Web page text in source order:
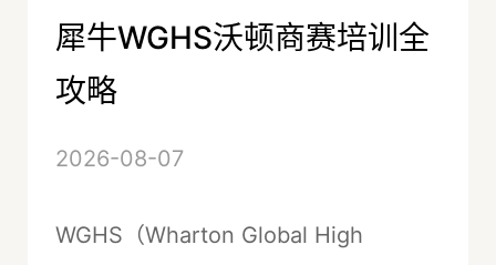
犀牛WGHS沃顿商赛培训全
攻略
2026-08-07
WGHS（Wharton Global High